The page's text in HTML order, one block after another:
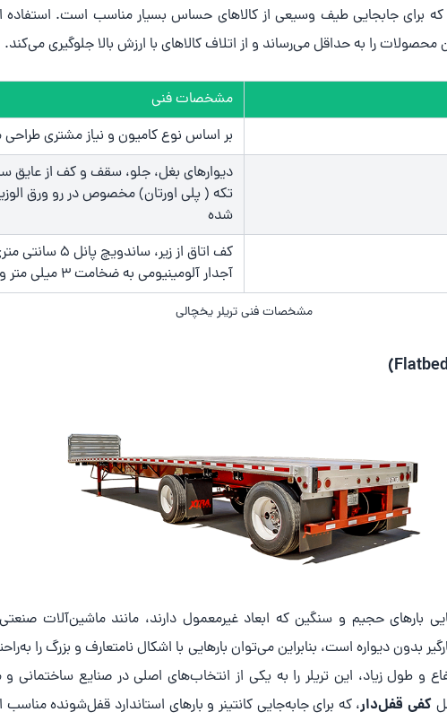
برای جابجایی طیف وسیعی از کالاهای حساس بسیار مناسب است. استفاده
را به حداقل می‌رساند و از اتلاف کالاهای با ارزش بالا جلوگیری می‌کند.
مشخصات فنی
بر اساس نوع کامیون و نیاز مشتری
دیوارهای بغل، جلو، سقف و کف از عایق
تکه ( پلی اورتان) مخصوص در رو ورق
شده
کف اتاق از زیر،
آجدار آلومینیومی به ضخامت 3 میلی متر و دارای آبرو
مشخصات فنی تریلر یخچالی
بارهای حجیم و سنگین که ابعاد غیرمعمول دارند، مانند ماشین‌آلات
بدون دیواره است، بنابراین می‌توان بارهایی با اشکال نامتعارف و بزرگ را
و طول زیاد، این تریلر را به یکی از انتخاب‌های اصلی در صنایع ساختمانی
کفی قفل‌دار، که برای جابه‌جایی کانتینر و بارهای استاندارد قفل‌شونده